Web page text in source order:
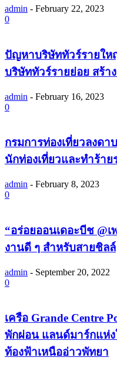
admin - February 22, 2023
0
ปัญหาบริษัททัวร์รายใ
บริษัททัวร์รายย่อย สร้า
admin - February 16, 2023
0
กรมการท่องเที่ยวลงด
นักท่องเที่ยวและทำร้าย
admin - February 8, 2023
0
“อร่อยออนเดอะบีช @
งานดี ๆ สำหรับสายชิลล์
admin - September 20, 2022
0
เครือ Grande Centre
พักผ่อน แลนด์มาร์กแห่ง
ท้องฟ้าเหนืออ่าวพัทยา